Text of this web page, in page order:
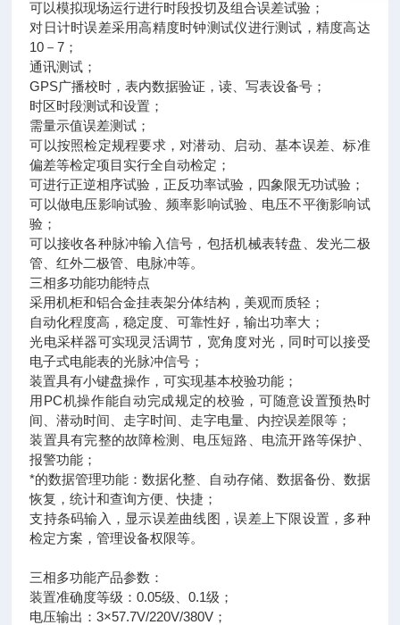
可以模拟现场运行进行时段投切及组合误差试验；
对日计时误差采用高精度时钟测试仪进行测试，精度高达
10－7；
通讯测试；
GPS广播校时，表内数据验证，读、写表设备号；
时区时段测试和设置；
需量示值误差测试；
可以按照检定规程要求，对潜动、启动、基本误差、标准
偏差等检定项目实行全自动检定；
可进行正逆相序试验，正反功率试验，四象限无功试验；
可以做电压影响试验、频率影响试验、电压不平衡影响试
验；
可以接收各种脉冲输入信号，包括机械表转盘、发光二极
管、红外二极管、电脉冲等。
三相多功能功能特点
采用机柜和铝合金挂表架分体结构，美观而质轻；
自动化程度高，稳定度、可靠性好，输出功率大；
光电采样器可实现灵活调节，宽角度对光，同时可以接受
电子式电能表的光脉冲信号；
装置具有小键盘操作，可实现基本校验功能；
用PC机操作能自动完成规定的校验，可随意设置预热时
间、潜动时间、走字时间、走字电量、内控误差限等；
装置具有完整的故障检测、电压短路、电流开路等保护、
报警功能；
*的数据管理功能：数据化整、自动存储、数据备份、数据
恢复，统计和查询方便、快捷；
支持条码输入，显示误差曲线图，误差上下限设置，多种
检定方案，管理设备权限等。
三相多功能产品参数：
装置准确度等级：0.05级、0.1级；
电压输出：3×57.7V/220V/380V；